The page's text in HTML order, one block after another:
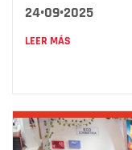
24•09•2025
LEER MÁS